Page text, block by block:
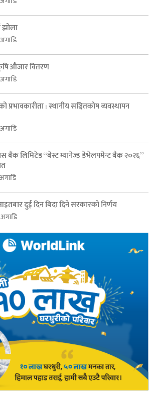
झोला
औजार वितरण
प्रभावकारीता : स्थानीय सञ्चितकोष व्यवस्थापन
बैंक लिमिटेड “बेस्ट म्यानेज्ड डेभेलपमेन्ट बैंक २०२६”
दुई दिन बिदा दिने सरकारको निर्णय